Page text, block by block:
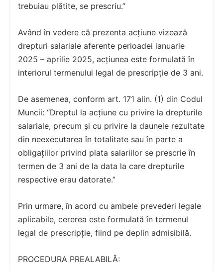
trebuiau plătite, se prescriu.”
Având în vedere că prezenta acțiune vizează
drepturi salariale aferente perioadei ianuarie
2025 – aprilie 2025, acțiunea este formulată în
interiorul termenului legal de prescripție de 3 ani.
De asemenea, conform art. 171 alin. (1) din Codul
Muncii: “Dreptul la acțiune cu privire la drepturile
salariale, precum și cu privire la daunele rezultate
din neexecutarea în totalitate sau în parte a
obligațiilor privind plata salariilor se prescrie în
termen de 3 ani de la data la care drepturile
respective erau datorate.”
Prin urmare, în acord cu ambele prevederi legale
aplicabile, cererea este formulată în termenul
legal de prescripție, fiind pe deplin admisibilă.
PROCEDURA PREALABILĂ: